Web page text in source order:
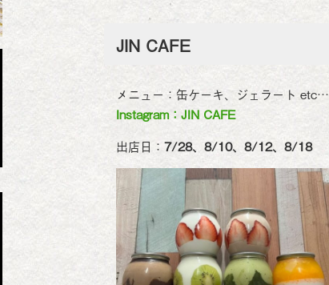
JIN CAFE
メニュー：缶ケーキ、ジェラート etc…
Instagram：JIN CAFE
出店日： 7/28、8/10、8/12、8/18